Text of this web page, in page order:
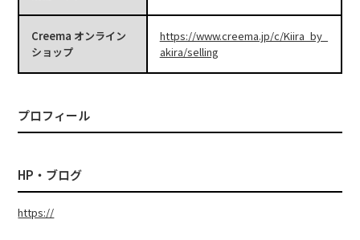
Creema オンライン
ショップ
https://www.creema.jp/c/Kiira_by_
akira/selling
プロフィール
HP・ブログ
https://